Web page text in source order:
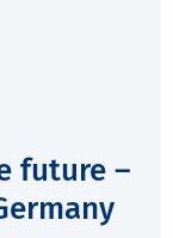
future –